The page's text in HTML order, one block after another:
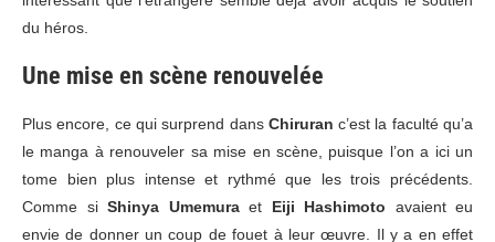
du héros.
Une mise en scène renouvelée
Plus encore, ce qui surprend dans Chiruran c’est la faculté qu’a
le manga à renouveler sa mise en scène, puisque l’on a ici un
tome bien plus intense et rythmé que les trois précédents.
Comme si Shinya Umemuraet Eiji Hashimoto avaient eu
envie de donner un coup de fouet à leur œuvre. Il y a en effet